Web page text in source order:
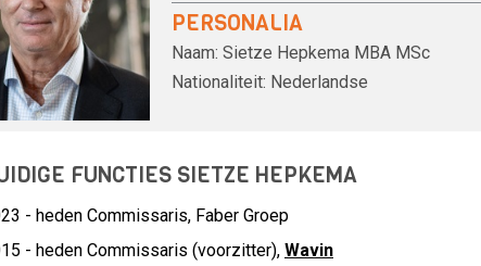
PERSONALIA
Naam: Sietze Hepkema MBA MSc
Nationaliteit: Nederlandse
FUNCTIES SIETZE HEPKEMA
- heden Commissaris, Faber Groep
- heden Commissaris (voorzitter), Wavin